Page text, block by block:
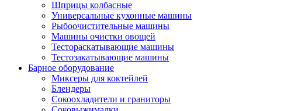
Шприцы колбасные
Универсальные кухонные машины
Рыбоочистительные машины
Машины очистки овощей
Тестораскатывающие машины
Тестозакатывающие машины
Барное оборудование
Миксеры для коктейлей
Блендеры
Сокоохладители и граниторы